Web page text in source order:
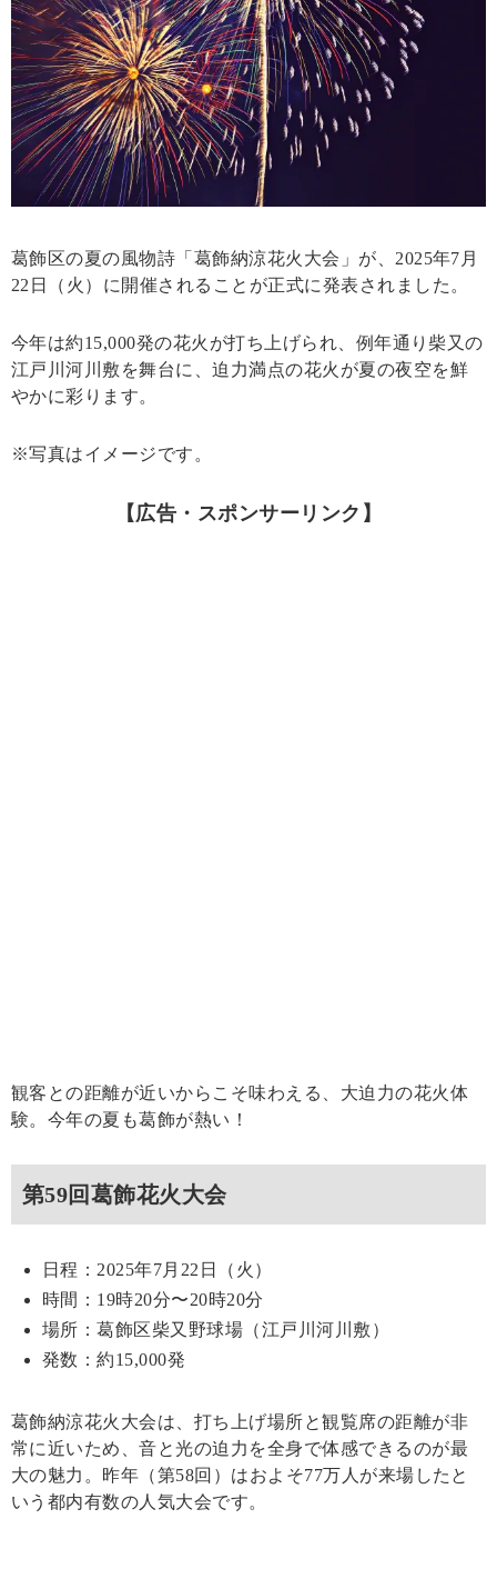
葛飾区の夏の風物詩「葛飾納涼花火大会」が、2025年7月
22日（火）に開催されることが正式に発表されました。
今年は約15,000発の花火が打ち上げられ、例年通り柴又の
江戸川河川敷を舞台に、迫力満点の花火が夏の夜空を鮮
やかに彩ります。
※写真はイメージです。
【広告・スポンサーリンク】
観客との距離が近いからこそ味わえる、大迫力の花火体
験。今年の夏も葛飾が熱い！
第59回葛飾花火大会
日程：2025年7月22日（火）
時間：19時20分〜20時20分
場所：葛飾区柴又野球場（江戸川河川敷）
発数：約15,000発
葛飾納涼花火大会は、打ち上げ場所と観覧席の距離が非
常に近いため、音と光の迫力を全身で体感できるのが最
大の魅力。昨年（第58回）はおよそ77万人が来場したと
いう都内有数の人気大会です。